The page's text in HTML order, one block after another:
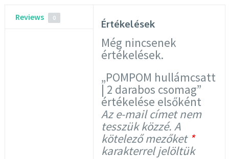
Reviews 0
Értékelések
Még nincsenek
értékelések.
„POMPOM hullámcsatt
| 2 darabos csomag”
értékelése elsőként
Az e-mail címet nem
tesszük közzé. A
kötelező mezőket *
karakterrel jelöltük